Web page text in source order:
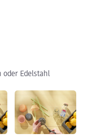
oder Edelstahl